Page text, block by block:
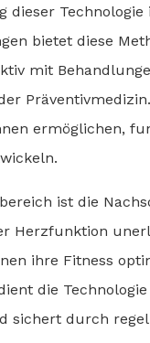
dieser
bietet diese
mit
ermöglichen,
ist die
Herzfunktion
ihre Fitness
die
sichert durch